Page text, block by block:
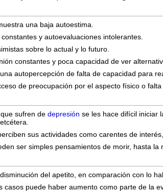
una baja autoestima.
y autoevaluaciones intolerantes.
sobre lo actual y lo futuro.
constantes y poca capacidad de ver
autopercepción de falta de capacidad para
de preocupación por el aspecto físico o
sufren de depresión se les hace difícil iniciar
sus actividades como carentes de
ser simples pensamientos de morir, hasta la
del apetito, en comparación con lo
casos puede haber aumento como parte de la